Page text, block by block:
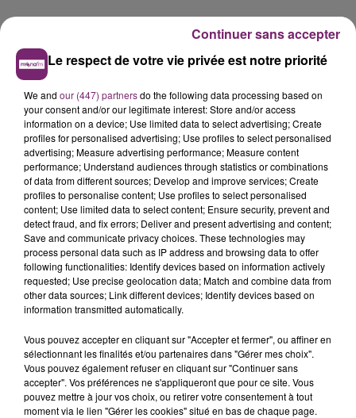
La Bulle - Guinguette éphémère
de Frelinghien !
éclipse solaire du 12 Août 2026
Le respect de votre vie privée est notre priorité
We and our (447) partnersdo the following data processing based on
your consent and/or our legitimate interest: Store and/or access
information on a device; Use limited data to select advertising; Create
profiles for personalised advertising; Use profiles to select personalised
advertising; Measure advertising performance; Measure content
performance; Understand audiences through statistics or combinations
of data from different sources; Develop and improve services; Create
profiles to personalise content; Use profiles to select personalised
content; Use limited data to select content; Ensure security, prevent and
detect fraud, and fix errors; Deliver and present advertising and content;
Save and communicate privacy choices. These technologies may
process personal data such as IP address and browsing data to offer
following functionalities: Identify devices based on information actively
requested; Use precise geolocation data; Match and combine data from
other data sources; Link different devices; Identify devices based on
information transmitted automatically.
Vous pouvez accepter en cliquant sur "Accepter et fermer", ou affiner en
sélectionnant les finalités et/ou partenaires dans "Gérer mes choix".
Vous pouvez également refuser en cliquant sur "Continuer sans
accepter". Vos préférences ne s'appliqueront que pour ce site. Vous
pouvez mettre à jour vos choix, ou retirer votre consentement à tout
moment via le lien "Gérer les cookies" situé en bas de chaque page.
Continuer sans accepter